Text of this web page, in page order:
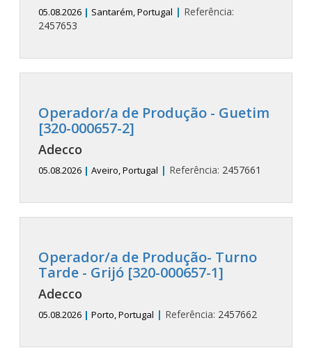
05.08.2026 | Santarém, Portugal | Referência:
2457653
Operador/a de Produção - Guetim
[320-000657-2]
Adecco
05.08.2026 | Aveiro, Portugal | Referência: 2457661
Operador/a de Produção- Turno
Tarde - Grijó [320-000657-1]
Adecco
05.08.2026 | Porto, Portugal | Referência: 2457662